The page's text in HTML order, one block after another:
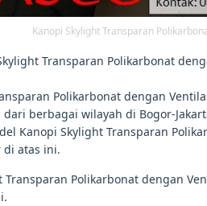
Kanopi Skylight Transparan
Transparan Polikarbonat
Polikarbonat dengan
berbagai wilayah di Bogor-
Kanopi Skylight Transparan
di atas ini.
Transparan Polikarbonat dengan